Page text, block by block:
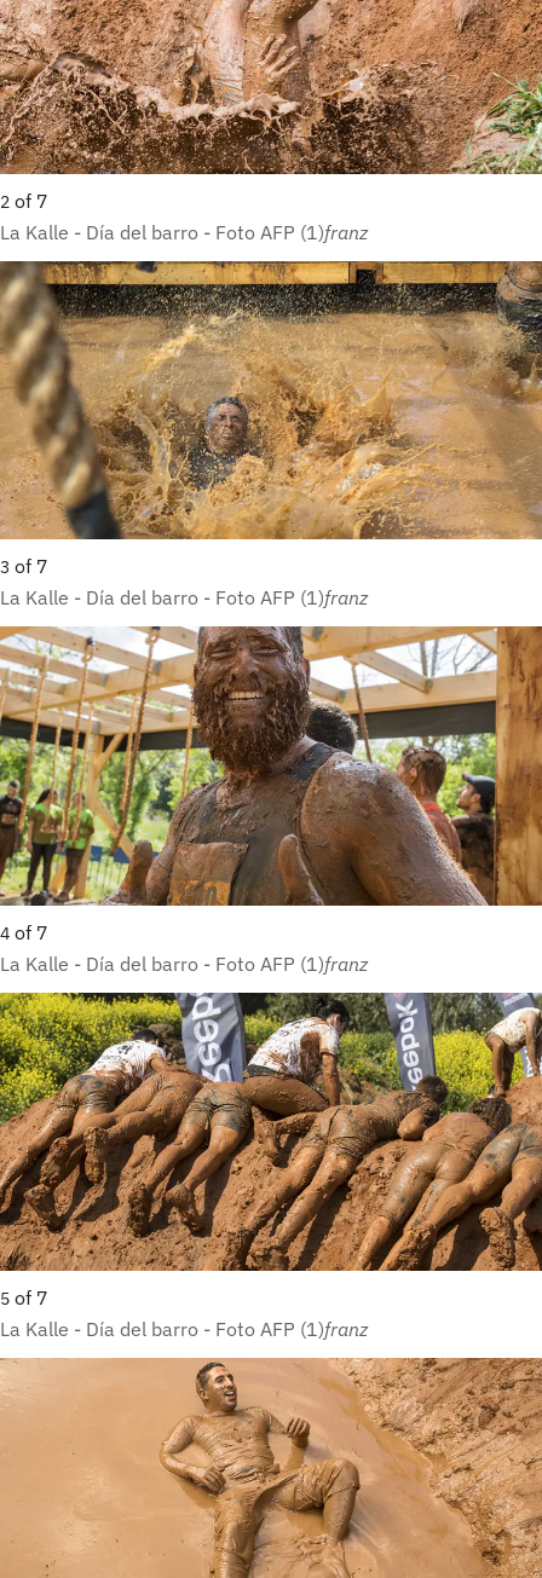
2 of 7
La Kalle - Día del barro - Foto AFP (1)franz
3 of 7
La Kalle - Día del barro - Foto AFP (1)franz
4 of 7
La Kalle - Día del barro - Foto AFP (1)franz
5 of 7
La Kalle - Día del barro - Foto AFP (1)franz